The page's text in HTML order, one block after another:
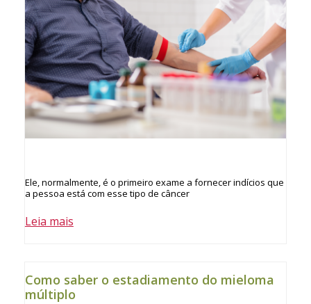
Ele, normalmente, é o primeiro exame a fornecer indícios que
a pessoa está com esse tipo de câncer
Leia mais
Como saber o estadiamento do mieloma
múltiplo